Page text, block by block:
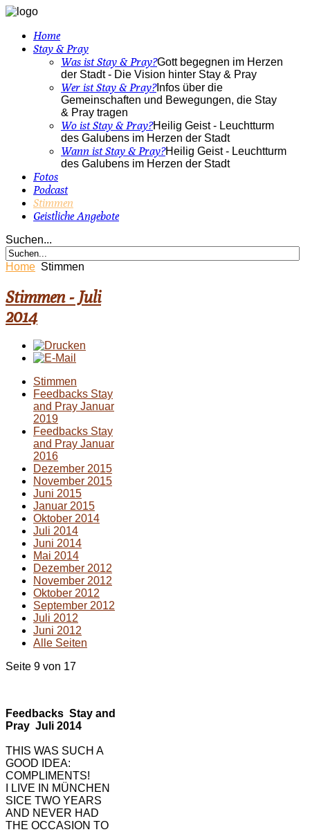
Home
Stay & Pray
Was ist Stay & Pray?Gott begegnen im Herzen
der Stadt - Die Vision hinter Stay & Pray
Wer ist Stay & Pray?Infos über die
Gemeinschaften und Bewegungen, die Stay
& Pray tragen
Wo ist Stay & Pray?Heilig Geist - Leuchtturm
des Galubens im Herzen der Stadt
Wann ist Stay & Pray?Heilig Geist - Leuchtturm
des Galubens im Herzen der Stadt
Fotos
Podcast
Stimmen
Geistliche Angebote
Suchen...
Home Stimmen
Stimmen - Juli
2014
Stimmen
Feedbacks Stay
and Pray Januar
2019
Feedbacks Stay
and Pray Januar
2016
Dezember 2015
November 2015
Juni 2015
Januar 2015
Oktober 2014
Juli 2014
Juni 2014
Mai 2014
Dezember 2012
November 2012
Oktober 2012
September 2012
Juli 2012
Juni 2012
Alle Seiten
Seite 9 von 17
Feedbacks Stay and
Pray Juli 2014
THIS WAS SUCH A
GOOD IDEA:
COMPLIMENTS!
I LIVE IN MÜNCHEN
SICE TWO YEARS
AND NEVER HAD
THE OCCASION TO